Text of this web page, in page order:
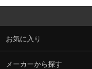
お気に入り
メーカーから探す